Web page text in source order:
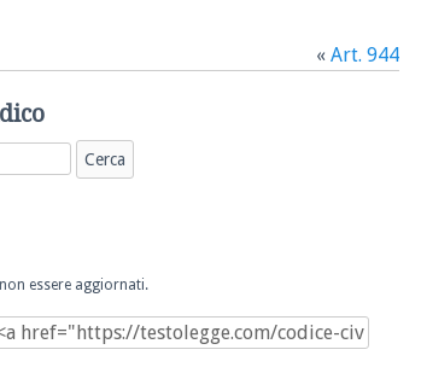
« Art. 944
essere aggiornati.